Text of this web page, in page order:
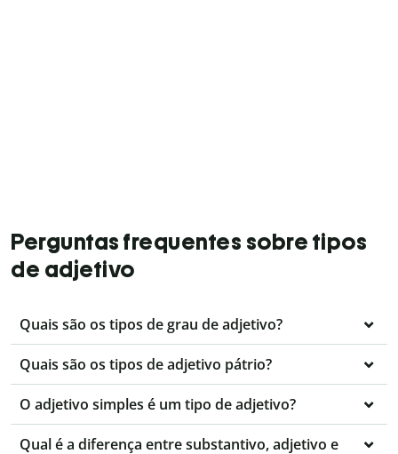
Perguntas frequentes sobre tipos
de adjetivo
Quais são os tipos de grau de adjetivo?
Quais são os tipos de adjetivo pátrio?
O adjetivo simples é um tipo de adjetivo?
Qual é a diferença entre substantivo, adjetivo e